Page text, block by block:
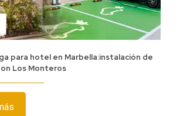
para hotel en Marbella:instalación de
Los Monteros